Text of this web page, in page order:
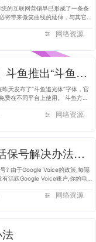
的互联网营销早已形成了一条条
将带来微笑曲线的延伸，与其它产
网络资源
【免费商用字体】斗鱼推出“斗鱼追光体” 可免费商用
天发布了“斗鱼追光体”字体，官
费在不同平台上使用。 斗鱼方面
网络资源
Google Voice保活保号解决办法全收集
? 由于Google Voice的政策,每隔
有活跃Google Voice账户,你的电
网络资源